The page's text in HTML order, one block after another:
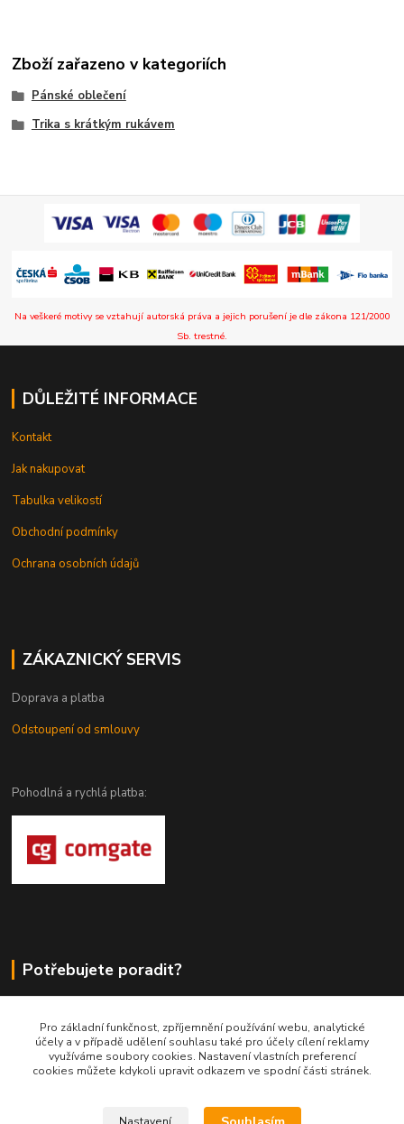
Zboží zařazeno v kategoriích
Pánské oblečení
Trika s krátkým rukávem
Na veškeré motivy se vztahují autorská práva a jejich porušení je dle zákona 121/2000
Sb. trestné.
DŮLEŽITÉ INFORMACE
Kontakt
Jak nakupovat
Tabulka velikostí
Obchodní podmínky
Ochrana osobních údajů
ZÁKAZNICKÝ SERVIS
Doprava a platba
Odstoupení od smlouvy
Pohodlná a rychlá platba:
Potřebujete poradit?
+420 731 722 844
Pro základní funkčnost, zpříjemnění používání webu, analytické
účely a v případě udělení souhlasu také pro účely cílení reklamy
využíváme soubory cookies. Nastavení vlastních preferencí
cookies můžete kdykoli upravit odkazem ve spodní části stránek.